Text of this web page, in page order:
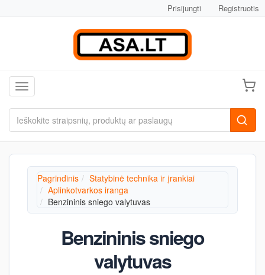
Prisijungti Registruotis
Toggle navigation
Pagrindinis
Statybinė technika ir įrankiai
Aplinkotvarkos iranga
Benzininis sniego valytuvas
Benzininis sniego
valytuvas